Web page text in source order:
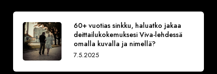
60+ vuotias sinkku, haluatko jakaa
deittailukokemuksesi Viva-lehdessä
omalla kuvalla ja nimellä?
7.5.2025